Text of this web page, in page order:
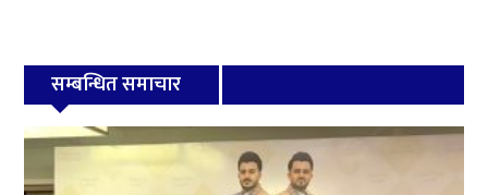
सम्बन्धित समाचार